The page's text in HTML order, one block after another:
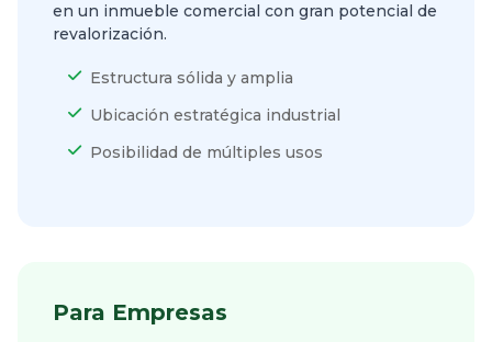
en un inmueble comercial con gran potencial de
revalorización.
Estructura sólida y amplia
Ubicación estratégica industrial
Posibilidad de múltiples usos
Para Empresas